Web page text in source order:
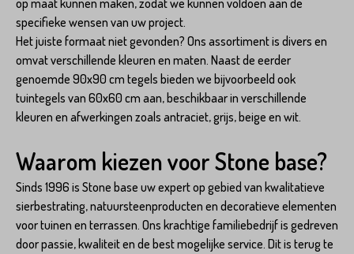
op maat kunnen maken, zodat we kunnen voldoen aan de
specifieke wensen van uw project.
Het juiste formaat niet gevonden? Ons assortiment is divers en
omvat verschillende kleuren en maten. Naast de eerder
genoemde 90x90 cm tegels bieden we bijvoorbeeld ook
tuintegels van 60x60 cm aan, beschikbaar in verschillende
kleuren en afwerkingen zoals antraciet, grijs, beige en wit.
Waarom kiezen voor Stone base?
Sinds 1996 is Stone base uw expert op gebied van kwalitatieve
sierbestrating, natuursteenproducten en decoratieve elementen
voor tuinen en terrassen. Ons krachtige familiebedrijf is gedreven
door passie, kwaliteit en de best mogelijke service. Dit is terug te